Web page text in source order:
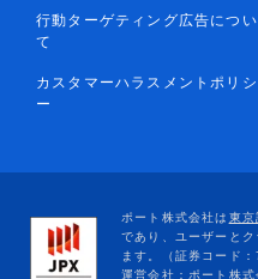
行動ターゲティング広告につい
て
カスタマーハラスメントポリシ
ー